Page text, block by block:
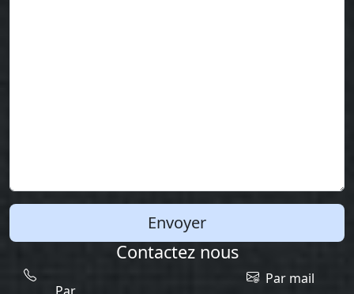
Envoyer
Contactez nous
Par mail